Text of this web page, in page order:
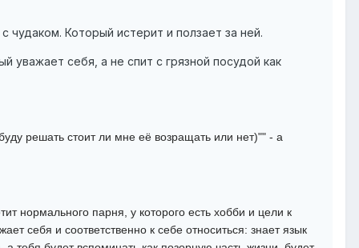
чудаком. Который истерит и ползает за ней.
уважает себя, а не спит с грязной посудой как
решать стоит ли мне её возращать или нет)"" - а
нормального парня, у которого есть хобби и цели к
себя и соответственно к себе относиться: знает язык